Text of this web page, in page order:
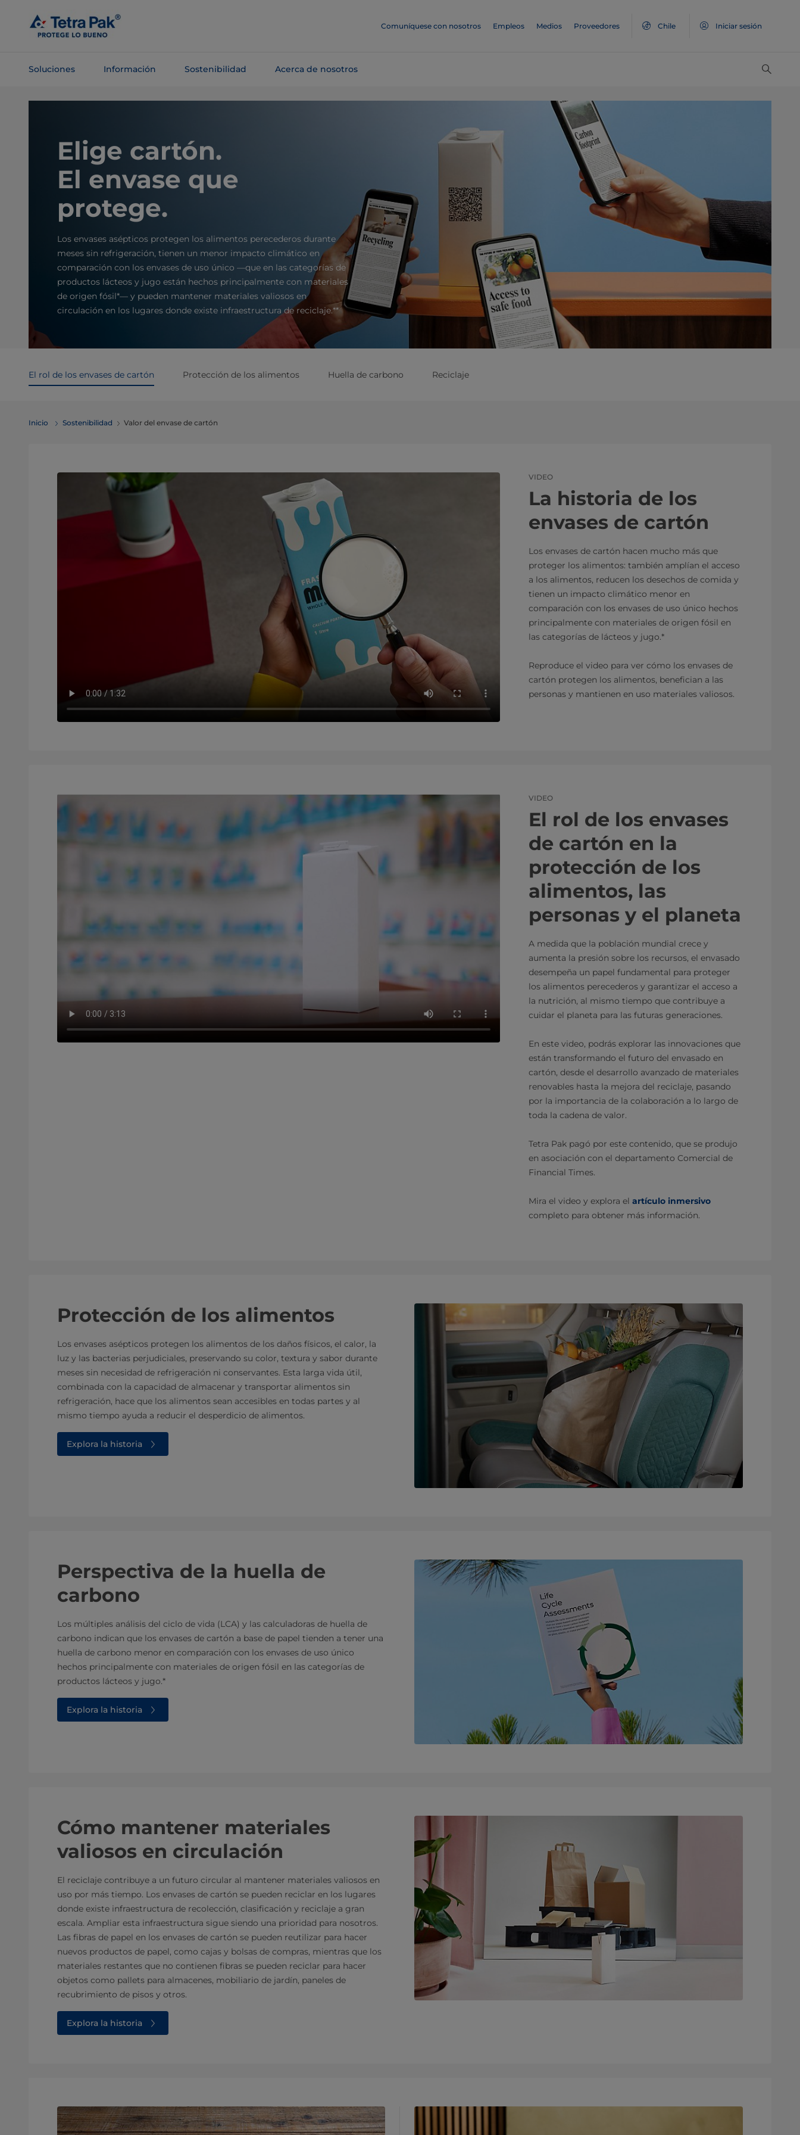
contenido
principal
Comuníquese con nosotros Empleos Medios Proveedores Chile Iniciar sesión
Soluciones Información Sostenibilidad Acerca de nosotros
Elige cartón.
El envase que
protege.
Los envases asépticos protegen los alimentos perecederos durante
meses sin refrigeración, tienen un menor impacto climático en
comparación con los envases de uso único —que en las categorías de
productos lácteos y jugo están hechos principalmente con materiales
de origen fósil*— y pueden mantener materiales valiosos en
circulación en los lugares donde existe infraestructura de reciclaje.**
El rol de los envases de cartón Protección de los alimentos Huella de carbono Reciclaje
Inicio Sostenibilidad Valor del envase de cartón
VIDEO
La historia de los
envases de cartón
Los envases de cartón hacen mucho más que
proteger los alimentos: también amplían el acceso
a los alimentos, reducen los desechos de comida y
tienen un impacto climático menor en
comparación con los envases de uso único hechos
principalmente con materiales de origen fósil en
las categorías de lácteos y jugo.*
Reproduce el video para ver cómo los envases de
cartón protegen los alimentos, benefician a las
personas y mantienen en uso materiales valiosos.
VIDEO
El rol de los envases
de cartón en la
protección de los
alimentos, las
personas y el planeta
A medida que la población mundial crece y
aumenta la presión sobre los recursos, el envasado
desempeña un papel fundamental para proteger
los alimentos perecederos y garantizar el acceso a
la nutrición, al mismo tiempo que contribuye a
cuidar el planeta para las futuras generaciones.
En este video, podrás explorar las innovaciones que
están transformando el futuro del envasado en
cartón, desde el desarrollo avanzado de materiales
renovables hasta la mejora del reciclaje, pasando
por la importancia de la colaboración a lo largo de
toda la cadena de valor.
Tetra Pak pagó por este contenido, que se produjo
en asociación con el departamento Comercial de
Financial Times.
Mira el video y explora el artículo inmersivo
completo para obtener más información.
Protección de los alimentos
Los envases asépticos protegen los alimentos de los daños físicos, el calor, la
luz y las bacterias perjudiciales, preservando su color, textura y sabor durante
meses sin necesidad de refrigeración ni conservantes. Esta larga vida útil,
combinada con la capacidad de almacenar y transportar alimentos sin
refrigeración, hace que los alimentos sean accesibles en todas partes y al
mismo tiempo ayuda a reducir el desperdicio de alimentos.
Explora la historia
Perspectiva de la huella de
carbono
Los múltiples análisis del ciclo de vida (LCA) y las calculadoras de huella de
carbono indican que los envases de cartón a base de papel tienden a tener una
huella de carbono menor en comparación con los envases de uso único
hechos principalmente con materiales de origen fósil en las categorías de
productos lácteos y jugo.*
Explora la historia
Cómo mantener materiales
valiosos en circulación
El reciclaje contribuye a un futuro circular al mantener materiales valiosos en
uso por más tiempo. Los envases de cartón se pueden reciclar en los lugares
donde existe infraestructura de recolección, clasificación y reciclaje a gran
escala. Ampliar esta infraestructura sigue siendo una prioridad para nosotros.
Las fibras de papel en los envases de cartón se pueden reutilizar para hacer
nuevos productos de papel, como cajas y bolsas de compras, mientras que los
materiales restantes que no contienen fibras se pueden reciclar para hacer
objetos como pallets para almacenes, mobiliario de jardín, paneles de
recubrimiento de pisos y otros.
Explora la historia